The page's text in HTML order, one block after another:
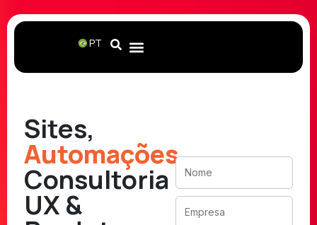
PT
Sites,
Automações,
Consultoria
UX &
um
horas.